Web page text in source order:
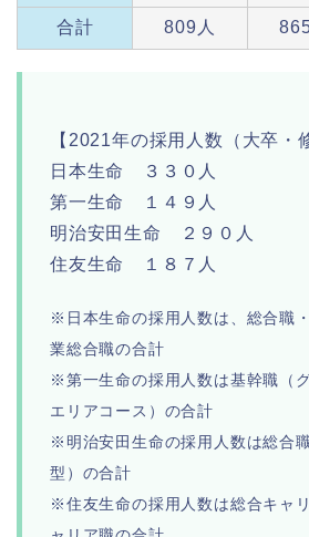
合計 809人
【2021年の採用人数（大卒・
日本生命 ３３０人
第一生命 １４９人
明治安田生命 ２９０人
住友生命 １８７人
※日本生命の採用人数は、総合職
業総合職の合計
※第一生命の採用人数は基幹職（
エリアコース）の合計
※明治安田生命の採用人数は総合
型）の合計
※住友生命の採用人数は総合キャ